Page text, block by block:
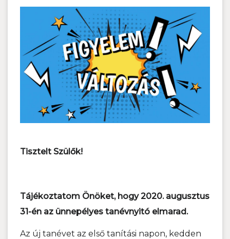
Tisztelt Szülők!
Tájékoztatom Önöket, hogy 2020. augusztus
31-én az ünnepélyes tanévnyitó elmarad.
Az új tanévet az első tanítási napon, kedden